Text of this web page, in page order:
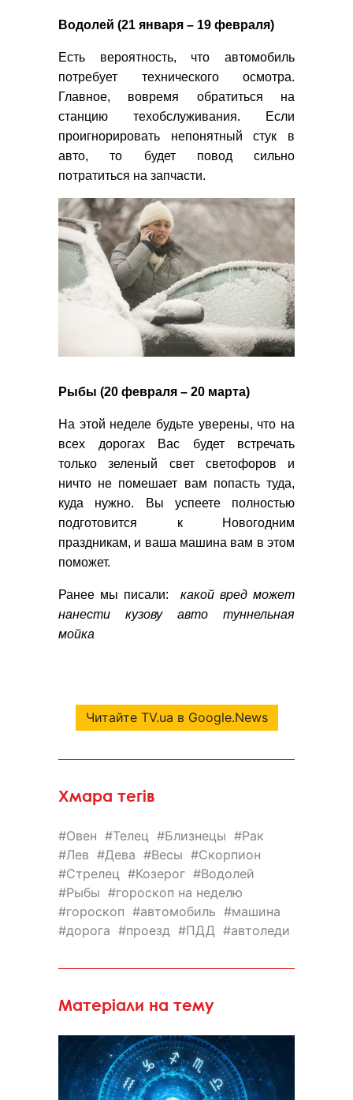
Водолей (21 января – 19 февраля)
Есть вероятность, что автомобиль
потребует технического осмотра.
Главное, вовремя обратиться на
станцию техобслуживания. Если
проигнорировать непонятный стук в
авто, то будет повод сильно
потратиться на запчасти.
Рыбы (20 февраля – 20 марта)
На этой неделе будьте уверены, что на
всех дорогах Вас будет встречать
только зеленый свет светофоров и
ничто не помешает вам попасть туда,
куда нужно. Вы успеете полностью
подготовится к Новогодним
праздникам, и ваша машина вам в этом
поможет.
Ранее мы писали:
какой вред может
нанести кузову авто туннельная
мойка
Читайте TV.ua в Google.News
Хмара тегів
Овен Телец Близнецы
Рак
Лев
Дева Весы
Скорпион
Стрелец
Козерог
Водолей
Рыбы
гороскоп на неделю
гороскоп
автомобиль
машина
дорога
проезд ПДД автоледи
Матеріали на тему